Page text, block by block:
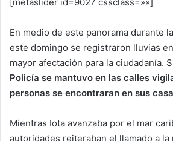
En medio de este panorama durante
este domingo se registraron lluvias
mayor afectación para la ciudadanía.
Policía se mantuvo en las calles
personas se encontraran en sus
Mientras Iota avanzaba por el mar
autoridades reiteraban el llamado a la